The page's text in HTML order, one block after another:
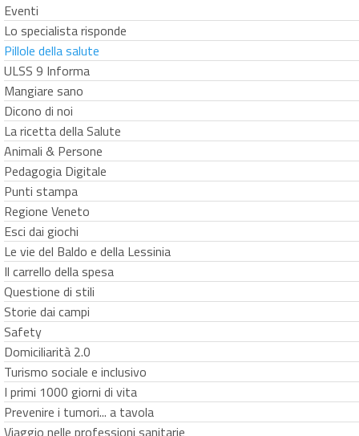
Eventi
Lo specialista risponde
Pillole della salute
ULSS 9 Informa
Mangiare sano
Dicono di noi
La ricetta della Salute
Animali & Persone
Pedagogia Digitale
Punti stampa
Regione Veneto
Esci dai giochi
Le vie del Baldo e della Lessinia
Il carrello della spesa
Questione di stili
Storie dai campi
Safety
Domiciliarità 2.0
Turismo sociale e inclusivo
I primi 1000 giorni di vita
Prevenire i tumori... a tavola
Viaggio nelle professioni sanitarie